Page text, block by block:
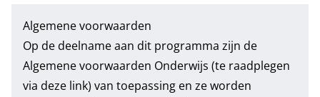
Algemene voorwaarden
Op de deelname aan dit programma zijn de
Algemene voorwaarden Onderwijs (te raadplegen
via deze link) van toepassing en ze worden